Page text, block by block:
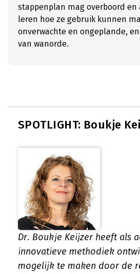
stappenplan mag overboord
leren hoe ze gebruik kunnen
onverwachte en ongeplande,
van wanorde.
SPOTLIGHT: Boukje
Dr. Boukje Keijzer heeft als
innovatieve methodiek
mogelijk te maken door de